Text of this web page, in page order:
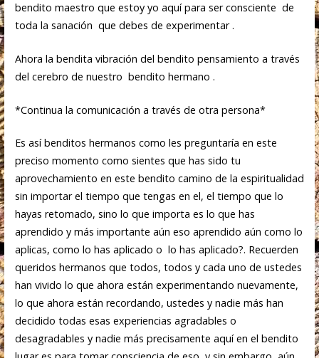
bendito maestro que estoy yo aquí para ser consciente de
toda la sanación que debes de experimentar .
Ahora la bendita vibración del bendito pensamiento a través
del cerebro de nuestro bendito hermano .
*Continua la comunicación a través de otra persona*
Es así benditos hermanos como les preguntaría en este
preciso momento como sientes que has sido tu
aprovechamiento en este bendito camino de la espiritualidad
sin importar el tiempo que tengas en el, el tiempo que lo
hayas retomado, sino lo que importa es lo que has
aprendido y más importante aún eso aprendido aún como lo
aplicas, como lo has aplicado o lo has aplicado?. Recuerden
queridos hermanos que todos, todos y cada uno de ustedes
han vivido lo que ahora están experimentando nuevamente,
lo que ahora están recordando, ustedes y nadie más han
decidido todas esas experiencias agradables o
desagradables y nadie más precisamente aquí en el bendito